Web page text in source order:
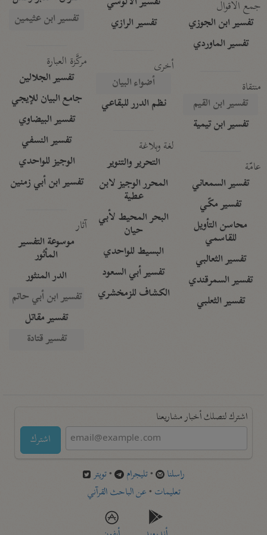
جمع الأقوال
تفسير ابن الجوزي
تفسير الماوردي
منتقاة
تفسير ابن القيم
تفسير ابن تيمية
عامّة
تفسير السمعاني
تفسير مكّي
محاسن التأويل
للقاسمي
تفسير الثعالبي
تفسير السمرقندي
تفسير الثعلبي
تفسير الرازي
أخرى
أضواء البيان
نظم الدرر للبقاعي
لغة وبلاغة
التحرير والتنوير
المحرر الوجيز لابن
عطية
البحر المحيط لأبي
حيان
البسيط للواحدي
تفسير أبي السعود
الكشاف للزمخشري
تفسير ابن عثيمين
مركَّزة العبارة
تفسير الجلالين
جامع البيان للإيجي
تفسير البيضاوي
تفسير النسفي
الوجيز للواحدي
تفسير ابن أبي زمنين
آثار
موسوعة التفسير
المأثور
الدر المنثور
تفسير ابن أبي حاتم
تفسير مقاتل
تفسير قتادة
اشترك لتصلك أخبار مشاريعنا
اشترك
راسلنا •تليجرام •تويتر
تعليمات •عن الباحث القرآني